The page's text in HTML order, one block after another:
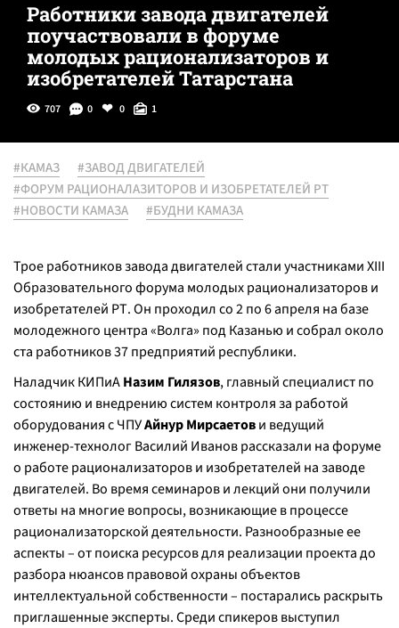
Работники завода двигателей
поучаствовали в форуме
молодых рационализаторов и
изобретателей Татарстана
707 0 0 1
#КАМАЗ
#ЗАВОД ДВИГАТЕЛЕЙ
#ФОРУМ РАЦИОНАЛАЗИТОРОВ И ИЗОБРЕТАТЕЛЕЙ РТ
#НОВОСТИ КАМАЗА
#БУДНИ КАМАЗА
Трое работников завода двигателей стали участниками XIII
Образовательного форума молодых рационализаторов и
изобретателей РТ. Он проходил со 2 по 6 апреля на базе
молодежного центра «Волга» под Казанью и собрал около
ста работников 37 предприятий республики.
Наладчик КИПиАНазим Гилязов, главный специалист по
состоянию и внедрению систем контроля за работой
оборудования с ЧПУАйнур Мирсаетови ведущий
инженер-технолог Василий Иванов рассказали на форуме
о работе рационализаторов и изобретателей на заводе
двигателей. Во время семинаров и лекций они получили
ответы на многие вопросы, возникающие в процессе
рационализаторской деятельности. Разнообразные ее
аспекты – от поиска ресурсов для реализации проекта до
разбора нюансов правовой охраны объектов
интеллектуальной собственности – постарались раскрыть
приглашенные эксперты. Среди спикеров выступил